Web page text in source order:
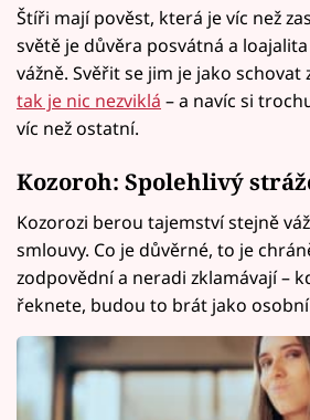
Štíři mají pověst, která je víc než
světě je důvěra posvátná a
vážně. Svěřit se jim je jako
tak je nic nezviklá – a navíc si
víc než ostatní.
Kozoroh: Spolehlivý
Kozorozi berou tajemství stejně
smlouvy. Co je důvěrné, to je
zodpovědní a neradi zklamávají –
řeknete, budou to brát jako osobní